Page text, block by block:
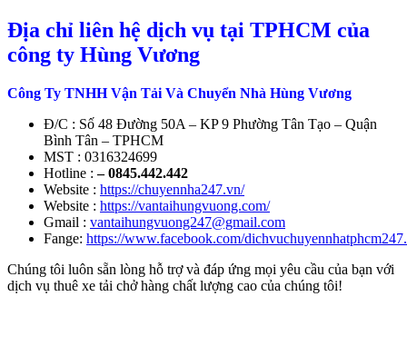
Địa chỉ liên hệ dịch vụ tại TPHCM của
công ty Hùng Vương
Công Ty TNHH Vận Tải Và Chuyển Nhà Hùng Vương
Đ/C : Số 48 Đường 50A – KP 9 Phường Tân Tạo – Quận
Bình Tân – TPHCM
MST : 0316324699
Hotline :– 0845.442.442
Website : https://chuyennha247.vn/
Website : https://vantaihungvuong.com/
Gmail : vantaihungvuong247@gmail.com
Fange: https://www.facebook.com/
Chúng tôi luôn sẵn lòng hỗ trợ và đáp ứng mọi yêu cầu của bạn với
dịch vụ thuê xe tải chở hàng chất lượng cao của chúng tôi!